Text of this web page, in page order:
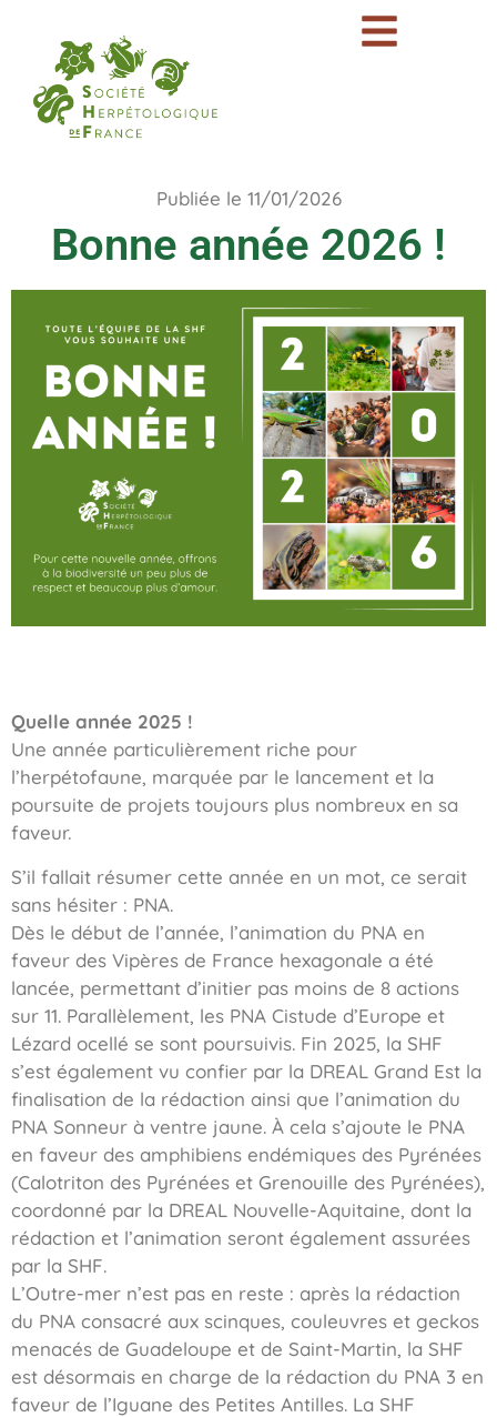
Publiée le 11/01/2026
Bonne année 2026 !
Quelle année 2025 !
Une année particulièrement riche pour
l’herpétofaune, marquée par le lancement et la
poursuite de projets toujours plus nombreux en sa
faveur.
S’il fallait résumer cette année en un mot, ce serait
sans hésiter : PNA.
Dès le début de l’année, l’animation du PNA en
faveur des Vipères de France hexagonale a été
lancée, permettant d’initier pas moins de 8 actions
sur 11. Parallèlement, les PNA Cistude d’Europe et
Lézard ocellé se sont poursuivis. Fin 2025, la SHF
s’est également vu confier par la DREAL Grand Est la
finalisation de la rédaction ainsi que l’animation du
PNA Sonneur à ventre jaune. À cela s’ajoute le PNA
en faveur des amphibiens endémiques des Pyrénées
(Calotriton des Pyrénées et Grenouille des Pyrénées),
coordonné par la DREAL Nouvelle-Aquitaine, dont la
rédaction et l’animation seront également assurées
par la SHF.
L’Outre-mer n’est pas en reste : après la rédaction
du PNA consacré aux scinques, couleuvres et geckos
menacés de Guadeloupe et de Saint-Martin, la SHF
est désormais en charge de la rédaction du PNA 3 en
faveur de l’Iguane des Petites Antilles. La SHF